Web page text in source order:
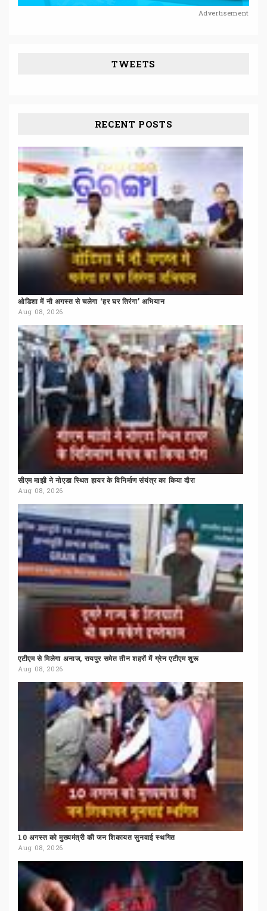
Advertisement
TWEETS
RECENT POSTS
ओडिशा में नौ अगस्त से चलेगा ‘हर घर तिरंगा’ अभियान
Aug 08, 2026
सीएम माझी ने नोएडा स्थित हायर के विनिर्माण संयंत्र का किया दौरा
Aug 08, 2026
एटीएम से मिलेगा अनाज, रायपुर समेत तीन शहरों में ग्रेन एटीएम शुरू
Aug 08, 2026
10 अगस्त को मुख्यमंत्री की जन शिकायत सुनवाई स्थगित
Aug 08, 2026